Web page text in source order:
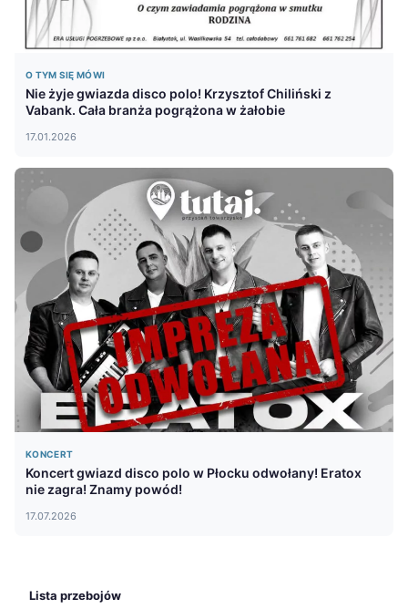
O TYM SIĘ MÓWI
Nie żyje gwiazda disco polo! Krzysztof Chiliński z
Vabank. Cała branża pogrążona w żałobie
17.01.2026
KONCERT
Koncert gwiazd disco polo w Płocku odwołany! Eratox
nie zagra! Znamy powód!
17.07.2026
Lista przebojów